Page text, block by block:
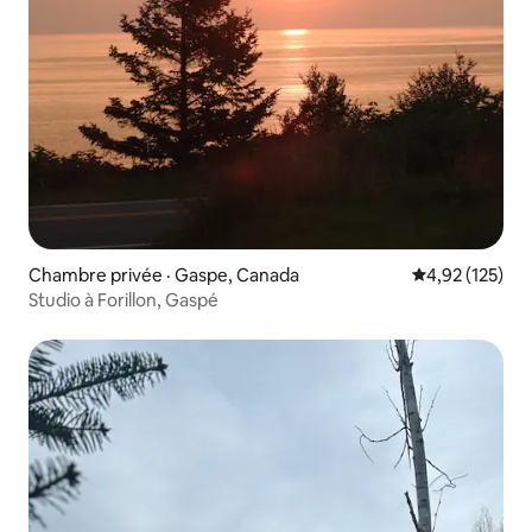
Chambre privée · Gaspe, Canada Note
4,92 (125)
Studio à Forillon, Gaspé